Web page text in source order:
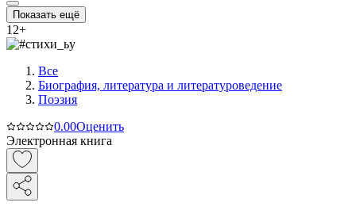
Показать ещё
12+
Все
Биография, литература и литературоведение
Поэзия
0.00Оценить
Электронная книга